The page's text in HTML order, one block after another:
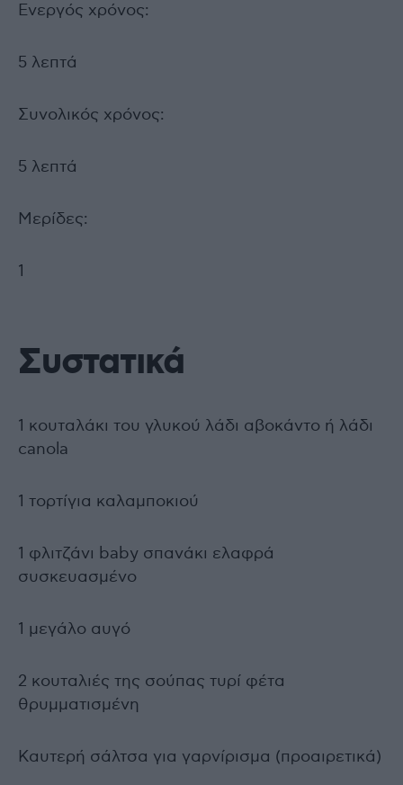
Ενεργός χρόνος:
5 λεπτά
Συνολικός χρόνος:
5 λεπτά
Μερίδες:
1
Συστατικά
1 κουταλάκι του γλυκού λάδι αβοκάντο ή λάδι
canola
1 τορτίγια καλαμποκιού
1 φλιτζάνι baby σπανάκι ελαφρά
συσκευασμένο
1 μεγάλο αυγό
2 κουταλιές της σούπας τυρί φέτα
θρυμματισμένη
Καυτερή σάλτσα για γαρνίρισμα (προαιρετικά)